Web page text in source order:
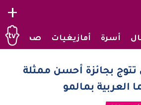
+
أسرة أمازيغيات صحراويات
بجائزة أحسن ممثلة
العربية بمالمو